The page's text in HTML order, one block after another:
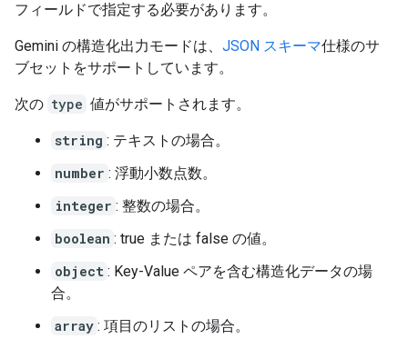
フィールドで指定する必要があります。
Gemini の構造化出力モードは、 JSON スキーマ仕様のサ
ブセットをサポートしています。
次の type 値がサポートされます。
string : テキストの場合。
number : 浮動小数点数。
integer : 整数の場合。
boolean : true または false の値。
object : Key-Value ペアを含む構造化データの場
合。
array : 項目のリストの場合。